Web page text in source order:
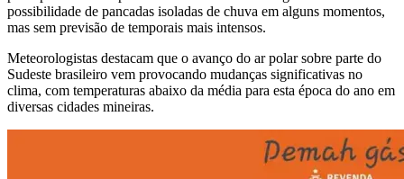
possibilidade de pancadas isoladas de chuva em alguns momentos,
mas sem previsão de temporais mais intensos.
Meteorologistas destacam que o avanço do ar polar sobre parte do
Sudeste brasileiro vem provocando mudanças significativas no
clima, com temperaturas abaixo da média para esta época do ano em
diversas cidades mineiras.